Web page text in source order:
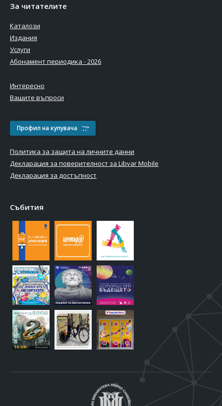
За читателите
Каталози
Издания
Услуги
Абонамент периодика - 2026
Интересно
Вашите въпроси
Профил на купувача
Политика за защита на личните данни
Декларация за поверителност за Libvar Mobile
Декларация за достъпност
Събития